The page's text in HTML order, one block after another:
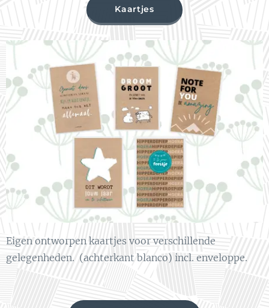
Kaartjes
Eigen ontworpen kaartjes voor verschillende
gelegenheden. (achterkant blanco) incl. enveloppe.